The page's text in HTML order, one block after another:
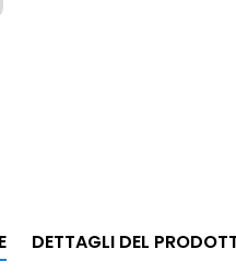
DETTAGLI DEL